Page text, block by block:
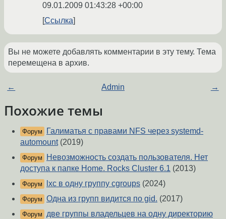
09.01.2009 01:43:28 +00:00
Ссылка
Вы не можете добавлять комментарии в эту тему. Тема
перемещена в архив.
← Admin →
Похожие темы
Форум
Галиматья с правами NFS через systemd-
automount(2019)
Форум
Невозможность создать пользователя. Нет
доступа к папке Home. Rocks Cluster 6.1 (2013)
Форум lxc в одну группу cgroups (2024)
Форум Одна из групп видится по gid. (2017)
Форум две группы владельцев на одну директорию